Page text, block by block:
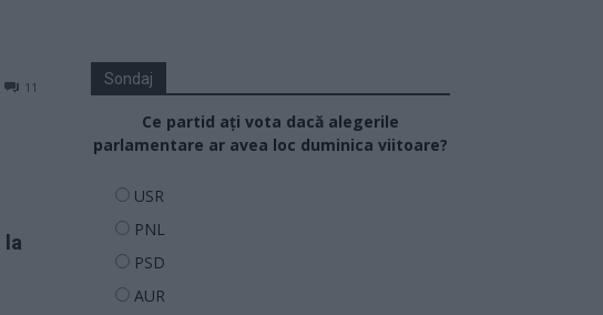
11
la
Sondaj
Ce partid ați vota dacă alegerile
parlamentare ar avea loc duminica viitoare?
USR
PNL
PSD
AUR